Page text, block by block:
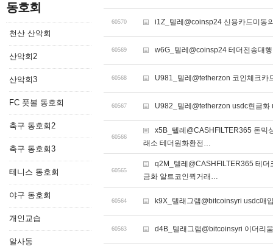
동호회
천산 산악회
산악회2
산악회3
FC 풋볼 동호회
축구 동호회2
축구 동호회3
테니스 동호회
야구 동호회
개인교습
알사동
60570 i1Z_텔레@coinsp24 신용카드미동
60569 w6G_텔레@coinsp24 테더전송대
60568 U981_텔레@tetherzon 코인체크카
60567 U982_텔레@tetherzon usdc현금화
60566
x5B_텔레@CASHFILTER365 돈믹
래소 테더원화환전…
60565
q2M_텔레@CASHFILTER365 테
금화 알트코인퀵거래…
60564 k9X_텔래그램@bitcoinsyri usdc매
60563 d4B_텔래그램@bitcoinsyri 이더리